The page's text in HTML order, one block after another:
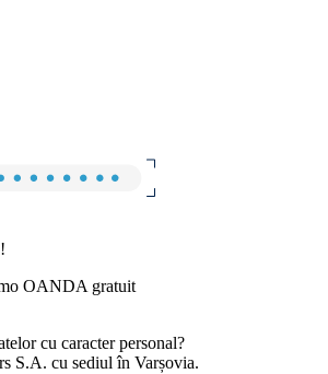
OANDA gratuit
cu caracter personal?
S.A. cu sediul în Varșovia.